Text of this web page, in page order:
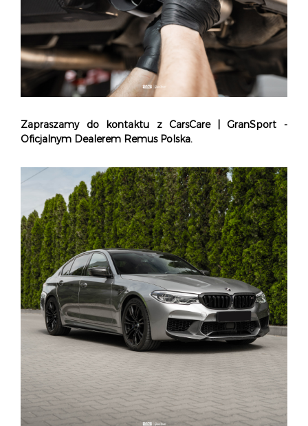
Zapraszamy do kontaktu zCarsCare |GranSport -
Oficjalnym Dealerem Remus Polska.